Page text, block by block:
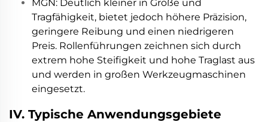
MGN: Deutlich kleiner in Größe und
Tragfähigkeit, bietet jedoch höhere Präzision,
geringere Reibung und einen niedrigeren
Preis. Rollenführungen zeichnen sich durch
extrem hohe Steifigkeit und hohe Traglast aus
und werden in großen Werkzeugmaschinen
eingesetzt.
IV. Typische Anwendungsgebiete